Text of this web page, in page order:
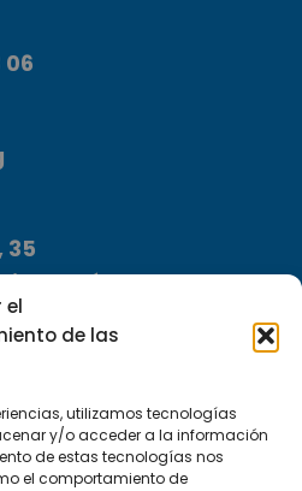
el
de las
utilizamos tecnologías
y/o acceder a la información
de estas tecnologías nos
el comportamiento de
06
35
Málaga
Newsletter